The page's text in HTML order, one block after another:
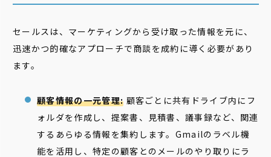
セールスは、マーケティングから受け取った情報を元に、
迅速かつ的確なアプローチで商談を成約に導く必要があり
ます。
顧客情報の一元管理: 顧客ごとに共有ドライブ内にフ
ォルダを作成し、提案書、見積書、議事録など、関連
するあらゆる情報を集約します。Gmailのラベル機
能を活用し、特定の顧客とのメールのやり取りにラ